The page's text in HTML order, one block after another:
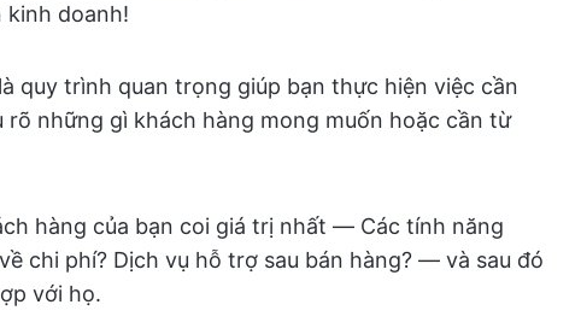
kinh doanh!
quy trình quan trọng giúp bạn thực hiện việc cần
rõ những gì khách hàng mong muốn hoặc cần từ
hàng của bạn coi giá trị nhất — Các tính năng
chi phí? Dịch vụ hỗ trợ sau bán hàng? — và sau đó
với họ.